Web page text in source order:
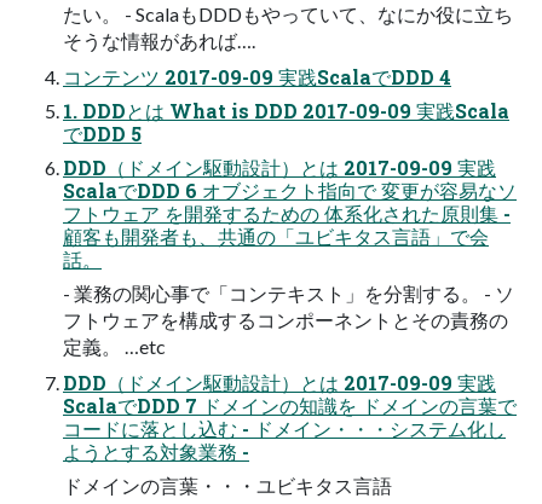
たい。 - ScalaもDDDもやっていて、なにか役に立ち
そうな情報があれば….
コンテンツ 2017-09-09 実践ScalaでDDD 4
1. DDDとは What is DDD 2017-09-09 実践Scala
でDDD 5
DDD（ドメイン駆動設計）とは 2017-09-09 実践
ScalaでDDD 6 オブジェクト指向で 変更が容易なソ
フトウェア を開発するための 体系化された原則集 -
顧客も開発者も、共通の「ユビキタス言語」で会
話。
- 業務の関心事で「コンテキスト」を分割する。 - ソ
フトウェアを構成するコンポーネントとその責務の
定義。 …etc
DDD（ドメイン駆動設計）とは 2017-09-09 実践
ScalaでDDD 7 ドメインの知識を ドメインの言葉で
コードに落とし込む - ドメイン・・・システム化し
ようとする対象業務 -
ドメインの言葉・・・ユビキタス言語